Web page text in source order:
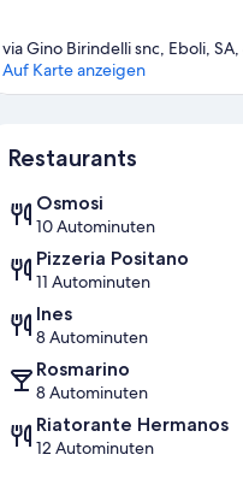
via Gino Birindelli snc, Eboli,
Auf Karte anzeigen
Restaurants
Osmosi
10 Autominuten
Pizzeria Positano
11 Autominuten
Ines
8 Autominuten
Rosmarino
8 Autominuten
Riatorante Hermanos
12 Autominuten